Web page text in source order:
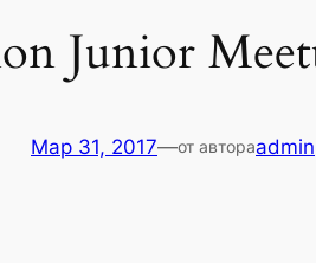
Junior
Мар 31, 2017—от автораadmin